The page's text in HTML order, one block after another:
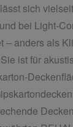
sich
bei Light-
– anders als
ist für